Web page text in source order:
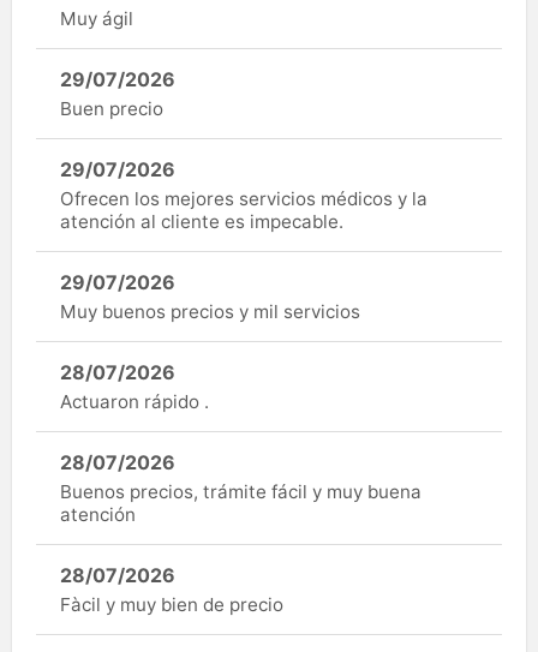
Muy ágil
29/07/2026
Buen precio
29/07/2026
Ofrecen los mejores servicios médicos y la
atención al cliente es impecable.
29/07/2026
Muy buenos precios y mil servicios
28/07/2026
Actuaron rápido .
28/07/2026
Buenos precios, trámite fácil y muy buena
atención
28/07/2026
Fàcil y muy bien de precio